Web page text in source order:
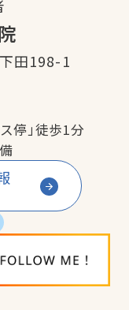
田198-1
停」徒歩1分